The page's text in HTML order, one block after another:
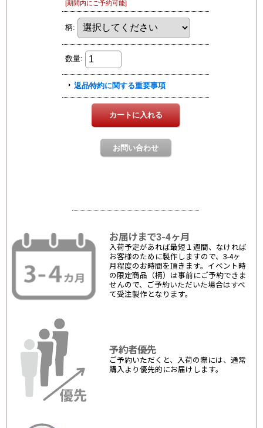
お届けまで3-4ヶ月
入荷予定があれば最短１週間、なければ
お客様のために製作しますので、3-4ヶ
月程度のお時間を頂きます。イベント時
の限定商品（柄）は事前にご予約できま
せんので、ご予約いただいた場合はすべ
て受注製作となります。
予約者優先
ご予約いただくと、入荷の際には、通常
購入より優先的にお届けします。